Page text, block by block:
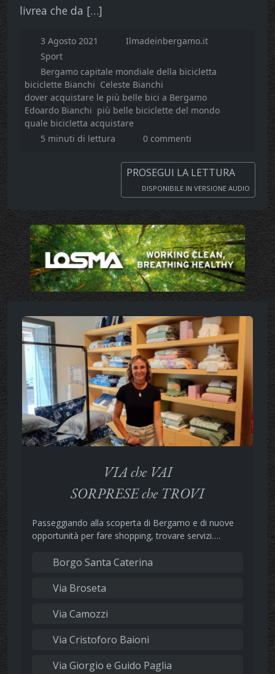
livrea che da […]
3 Agosto 2021
Ilmadeinbergamo.it
Sport
Bergamo capitale mondiale della bicicletta
biciclette Bianchi Celeste Bianchi
dover acquistare le più belle bici a Bergamo
Edoardo Bianchi più belle biciclette del mondo
quale bicicletta acquistare
5 minuti di lettura
0 commenti
PROSEGUI LA LETTURA
DISPONIBILE IN VERSIONE AUDIO
VIA che VAI
SORPRESE che TROVI
Passeggiando alla scoperta di Bergamo e di nuove
opportunità per fare shopping, trovare servizi….
Borgo Santa Caterina
Via Broseta
Via Camozzi
Via Cristoforo Baioni
Via Giorgio e Guido Paglia